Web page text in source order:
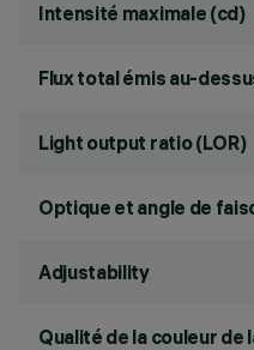
Intensité maximale (cd)
Flux total émis au-
Light output ratio (LOR)
Optique et angle de
Adjustability
Qualité de la couleur de